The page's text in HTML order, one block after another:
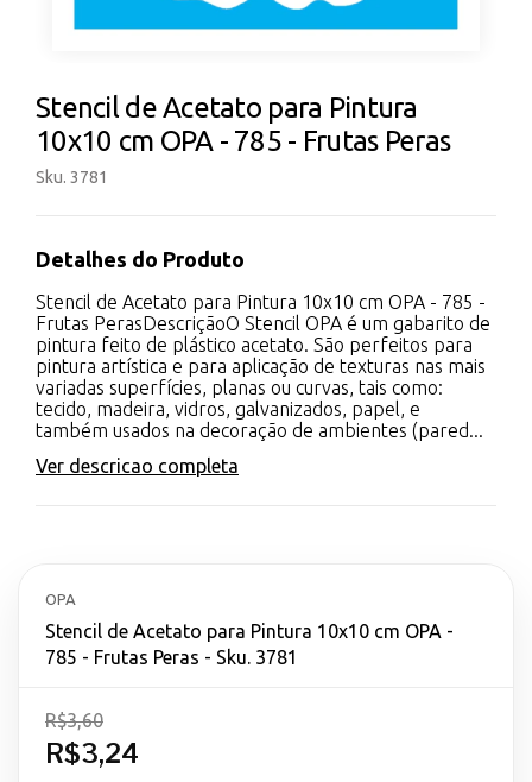
Stencil de Acetato para Pintura
10x10 cm OPA - 785 - Frutas Peras
Sku. 3781
Detalhes do Produto
Stencil de Acetato para Pintura 10x10 cm OPA - 785 -
Frutas PerasDescriçãoO Stencil OPA é um gabarito de
pintura feito de plástico acetato. São perfeitos para
pintura artística e para aplicação de texturas nas mais
variadas superfícies, planas ou curvas, tais como:
tecido, madeira, vidros, galvanizados, papel, e
também usados na decoração de ambientes (pared...
Ver descricao completa
OPA
Stencil de Acetato para Pintura 10x10 cm OPA -
785 - Frutas Peras - Sku. 3781
R$3,24
R$3,60